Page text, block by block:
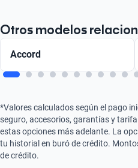
Otros modelos
Accord
*Valores calculados según el pago
seguro, accesorios, garantías y
estas opciones más adelante. La
tu historial en buró de crédito.
de crédito.